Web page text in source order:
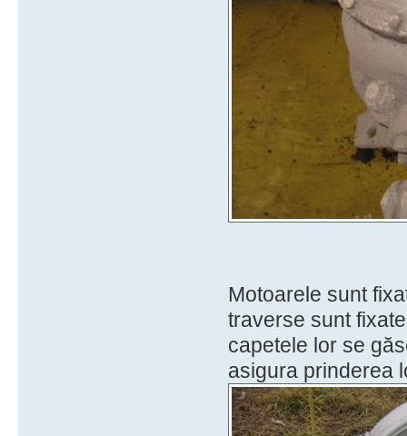
Motoarele sunt
traverse sunt
capetele lor se
asigura prinderea